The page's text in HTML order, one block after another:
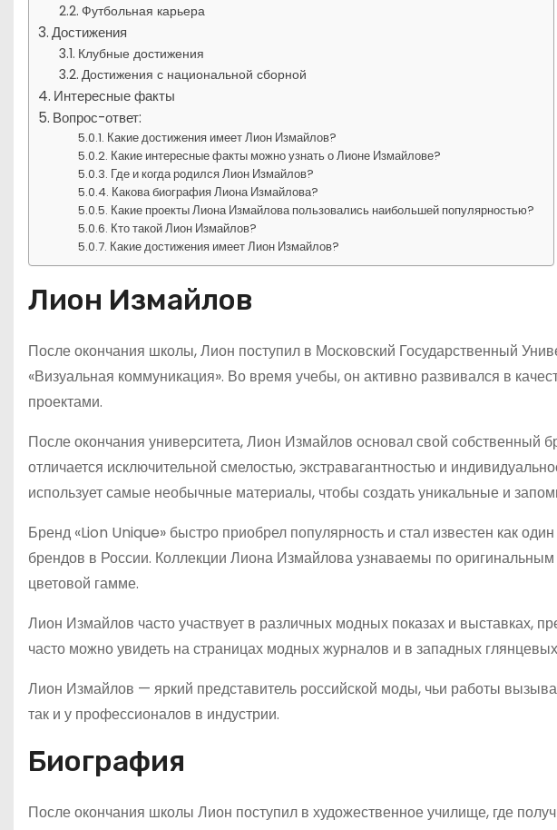
Футбольная карьера
Достижения
Клубные достижения
Достижения с национальной сборной
Интересные факты
Вопрос-ответ:
Какие достижения имеет Лион Измайлов?
Какие интересные факты можно узнать о Лионе Измайлове?
Где и когда родился Лион Измайлов?
Какова биография Лиона Измайлова?
Какие проекты Лиона Измайлова пользовались наибольшей популярностью?
Кто такой Лион Измайлов?
Какие достижения имеет Лион Измайлов?
Лион Измайлов
После окончания школы, Лион поступил в Московский Государственный
«Визуальная коммуникация». Во время учебы, он активно развивался в
проектами.
После окончания университета, Лион Измайлов основал свой собственный
отличается исключительной смелостью, экстравагантностью и
использует самые необычные материалы, чтобы создать уникальные и
Бренд «Lion Unique» быстро приобрел популярность и стал известен как
брендов в России. Коллекции Лиона Измайлова узнаваемы по
цветовой гамме.
Лион Измайлов часто участвует в различных модных показах и выставках,
часто можно увидеть на страницах модных журналов и в западных
Лион Измайлов — яркий представитель российской моды, чьи работы
так и у профессионалов в индустрии.
Биография
После окончания школы Лион поступил в художественное училище, где